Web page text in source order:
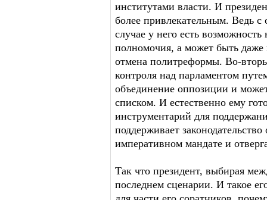
институтами власти. И
более привлекательным. Ведь
случае у него есть
полномочия, а может быть даже
отмена политреформы. Во-
контроля над парламентом
объединение оппозиции и
списком. И естественно ему
инструментарий для
поддерживает
императивном мандате и
Так что президент, выбирая
последнем сценарии. И такое